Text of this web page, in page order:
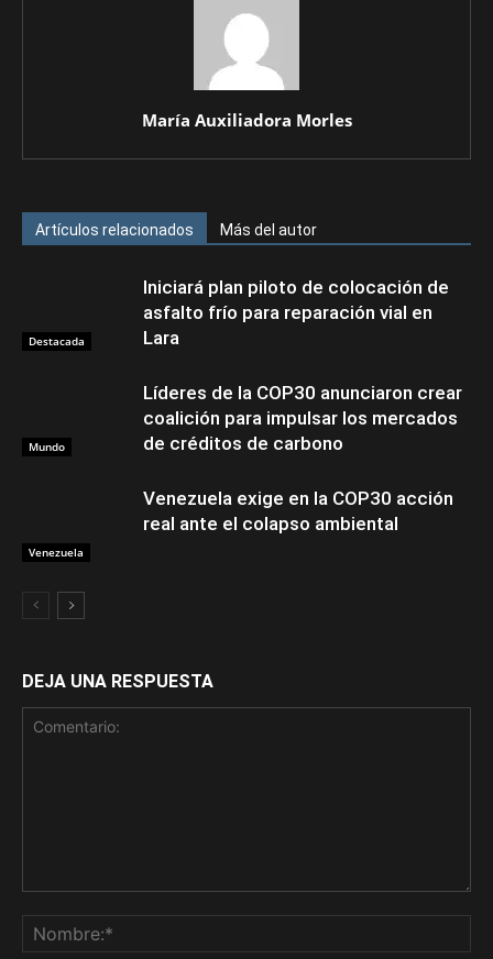
María Auxiliadora Morles
Artículos relacionados Más del autor
Destacada
Iniciará plan piloto de colocación de
asfalto frío para reparación vial en
Lara
Mundo
Líderes de la COP30 anunciaron crear
coalición para impulsar los mercados
de créditos de carbono
Venezuela
Venezuela exige en la COP30 acción
real ante el colapso ambiental
DEJA UNA RESPUESTA